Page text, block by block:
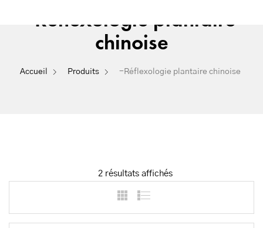
-Réflexologie plantaire
chinoise
Accueil Produits -Réflexologie plantaire chinoise
2 résultats affichés